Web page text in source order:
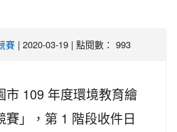
賽 | 2020-03-19 | 點閱數： 993
市 109 年度環境教育繪
賽」，第 1 階段收件日